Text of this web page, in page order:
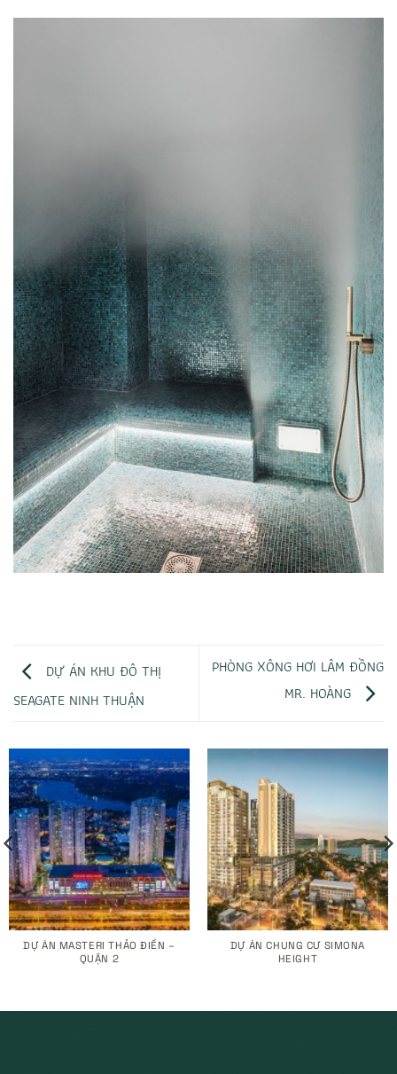
DỰ ÁN KHU ĐÔ THỊ
SEAGATE NINH THUẬN
PHÒNG XÔNG HƠI LÂM ĐỒNG
MR. HOÀNG
DỰ ÁN MASTERI THẢO ĐIỀN –
QUẬN 2
DỰ ÁN CHUNG CƯ SIMONA
HEIGHT